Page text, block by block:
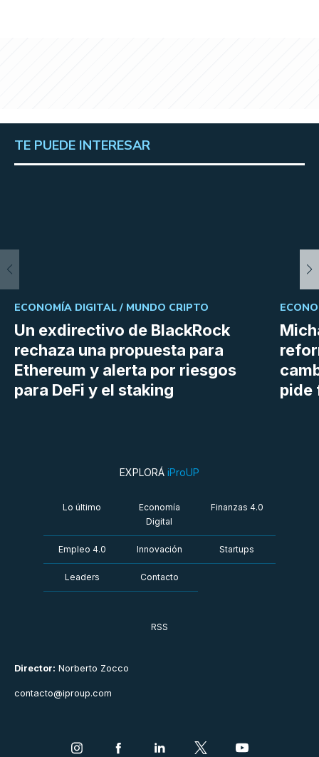
TE PUEDE INTERESAR
Un exdirectivo de BlackRock
rechaza una propuesta para
Ethereum y alerta por riesgos
para DeFi y el staking
ECONOMÍA DIGITAL / MUNDO CRIPTO
pide
Director: Norberto Zocco
contacto@iproup.com
EXPLORÁ iProUP
Lo último
Economía
Digital
Finanzas 4.0
Empleo 4.0 Innovación Startups
Leaders Contacto
RSS